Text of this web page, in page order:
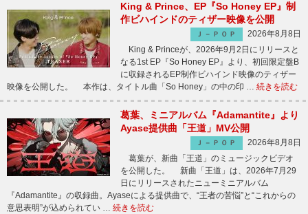
King & Prince、EP『So Honey EP』制
作ビハインドのティザー映像を公開
Ｊ－ＰＯＰ
2026年8月8日
King & Princeが、2026年9月2日にリリースと
なる1st EP『So Honey EP』より、初回限定盤B
に収録されるEP制作ビハインド映像のティザー
映像を公開した。 本作は、タイトル曲「So Honey」の中の印 … 続きを読む
葛葉、ミニアルバム『Adamantite』より
Ayase提供曲「王道」MV公開
Ｊ－ＰＯＰ
2026年8月8日
葛葉が、新曲「王道」のミュージックビデオ
を公開した。 新曲「王道」は、2026年7月29
日にリリースされたニューミニアルバム
『Adamantite』の収録曲。Ayaseによる提供曲で、“王者の苦悩”と“これからの
意思表明”が込められてい … 続きを読む